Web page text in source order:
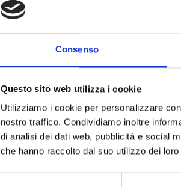
Consenso
Questo sito web utilizza i cookie
Utilizziamo i cookie per personalizzare
nostro traffico. Condividiamo inoltre
di analisi dei dati web, pubblicità e social
che hanno raccolto dal suo utilizzo dei
mission bloodhounds
€
Disponibile